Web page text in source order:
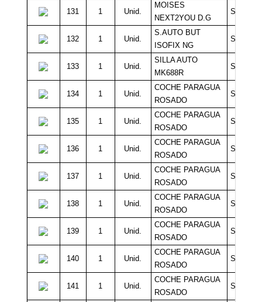
131 1 Unid.
MOISES
NEXT2YOU D.G
Sin
132 1 Unid.
S.AUTO BUT
ISOFIX NG
Sin
133 1 Unid.
SILLA AUTO
MK688R
Sin
134 1 Unid.
COCHE PARAGUA
ROSADO
Sin
135 1 Unid.
COCHE PARAGUA
ROSADO
Sin
136 1 Unid.
COCHE PARAGUA
ROSADO
Sin
137 1 Unid.
COCHE PARAGUA
ROSADO
Sin
138 1 Unid.
COCHE PARAGUA
ROSADO
Sin
139 1 Unid.
COCHE PARAGUA
ROSADO
Sin
140 1 Unid.
COCHE PARAGUA
ROSADO
Sin
141 1 Unid.
COCHE PARAGUA
ROSADO
Sin